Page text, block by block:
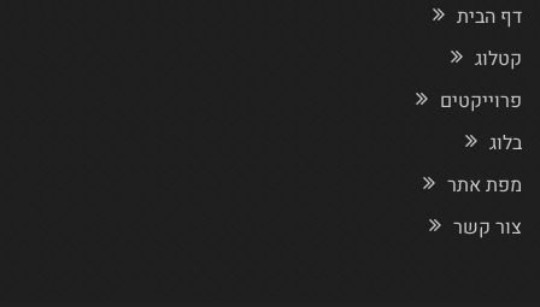
דף הבית
קטלוג
פרוייקטים
בלוג
מפת אתר
צור קשר